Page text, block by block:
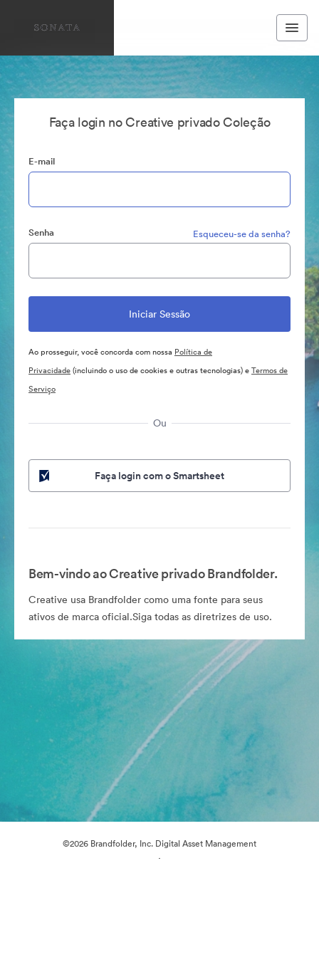
Faça login no Creative privado Coleção
E-mail
Senha Esqueceu-se da senha?
Ao prosseguir, você concorda com nossa Política de
Privacidade(incluindo o uso de cookies e outras tecnologias) eTermos de
Serviço
Ou
Faça login com o Smartsheet
Bem-vindo ao Creative privado Brandfolder.
Creative usa Brandfolder como uma fonte para seus
ativos de marca oficial.Siga todas as diretrizes de uso.
©2026 Brandfolder, Inc. Digital Asset Management
·